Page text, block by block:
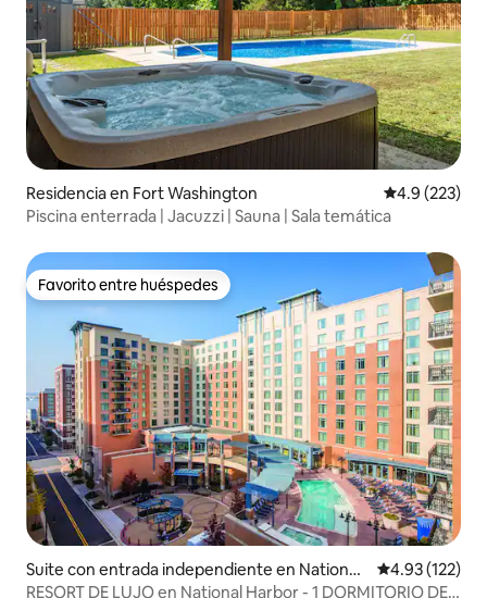
Residencia en Fort Washington Calificación
4.9 (223)
Piscina enterrada | Jacuzzi | Sauna | Sala temática
Favorito entre huéspedes
Favorito entre huéspedes
Suite con entrada independiente en National
Harbor
Calificación
4.93 (122)
RESORT DE LUJO en National Harbor - 1 DORMITORIO DE